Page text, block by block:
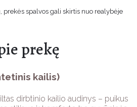
priemonės
prekės spalvos gali skirtis nuo realybėje
prekę
kailis)
dirbtinio kailio audinys – puikus